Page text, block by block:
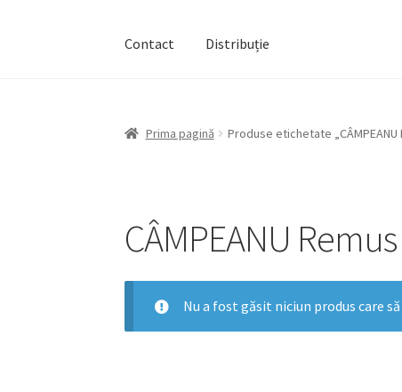
Contact Distribuție
Prima pagină Produse etichetate „CÂMPEANU
CÂMPEANU Remus
Nu a fost găsit niciun produs care